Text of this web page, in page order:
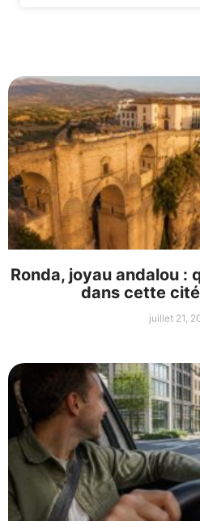
Ronda, joyau andalou :
dans cette
juillet 21,